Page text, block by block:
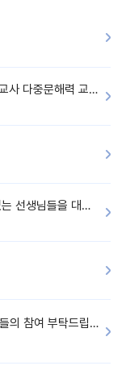
[설문조사/기프티콘지급] 만3-5세 유아 담임교사 다중문해력 교육 증진을 위한 설문조사
[설문조사/기프티콘] 만3-5세 담임을 맡고 있는 선생님들을 대상으로 설문조사를 합니다!
[커피쿠폰☕️/설문모집] 자녀가 있으신 선생님들의 참여 부탁드립니다!!